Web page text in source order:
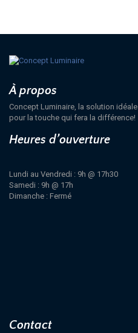
À propos
Concept Luminaire, la solution idéale
pour la touche qui fera la différence!
Heures d’ouverture
Lundi au Vendredi : 9h @ 17h30
Samedi : 9h @ 17h
Dimanche : Fermé
Contact